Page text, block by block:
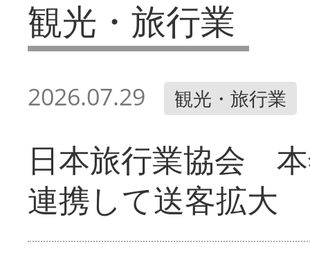
観光・旅行業
2026.07.29 観光・旅行業
日本旅行業協会
連携して送客拡大